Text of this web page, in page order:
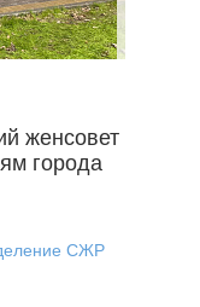
женсовет
города
СЖР